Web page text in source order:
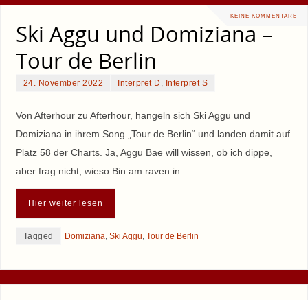
KEINE KOMMENTARE
Ski Aggu und Domiziana –
Tour de Berlin
24. November 2022 Interpret D Interpret S
Von Afterhour zu Afterhour, hangeln sich Ski Aggu und
Domiziana in ihrem Song „Tour de Berlin“ und landen damit auf
Platz 58 der Charts. Ja, Aggu Bae will wissen, ob ich dippe,
aber frag nicht, wieso Bin am raven in…
Hier weiter lesen
Tagged Domiziana, Ski Aggu, Tour de Berlin